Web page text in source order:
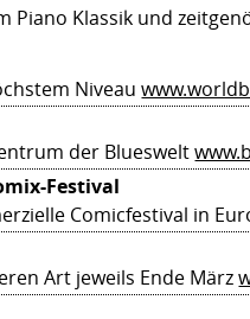
Piano Klassik und
Niveau
der Blueswelt
Festival
Comicfestival in
Art jeweils Ende März